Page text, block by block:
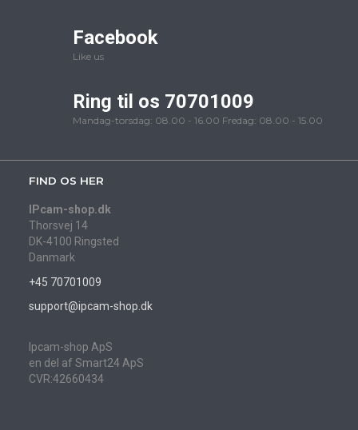
Facebook
Like us
Ring til os 70701009
Mandag-torsdag: 08.00 - 16.00 Fredag: 08.00 - 15.00
FIND OS HER
IPcam-shop.dk
Thorsvej 14
DK-4100 Ringsted
Danmark
+45 70701009
support@ipcam-shop.dk
Ipcam-shop ApS
en del af Smart24 ApS
CVR:42660434